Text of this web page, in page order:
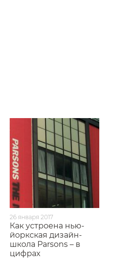
26 января 2017
Как устроена нью-
йоркская дизайн-
школа Parsons – в
цифрах